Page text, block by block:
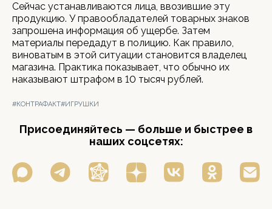
Сейчас устанавливаются лица, ввозившие эту
продукцию. У правообладателей товарных знаков
запрошена информация об ущербе. Затем
материалы передадут в полицию. Как правило,
виноватым в этой ситуации становится владелец
магазина. Практика показывает, что обычно их
наказывают штрафом в 10 тысяч рублей.
#КОНТРАФАКТ#ИГРУШКИ
Присоединяйтесь — больше и быстрее в
наших соцсетях: